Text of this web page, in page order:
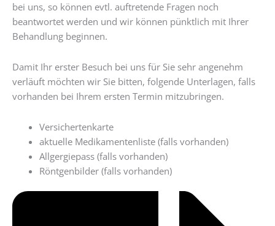
bei uns, so können evtl. auftretende Fragen noch
beantwortet werden und wir können pünktlich mit Ihrer
Behandlung beginnen.
Damit Ihr erster Besuch bei uns für Sie sehr angenehm
verläuft möchten wir Sie bitten, folgende Unterlagen, falls
vorhanden bei Ihrem ersten Termin mitzubringen.
Versichertenkarte
aktuelle Medikamentenliste (falls vorhanden)
Allgergiepass (falls vorhanden)
Röntgenbilder (falls vorhanden)